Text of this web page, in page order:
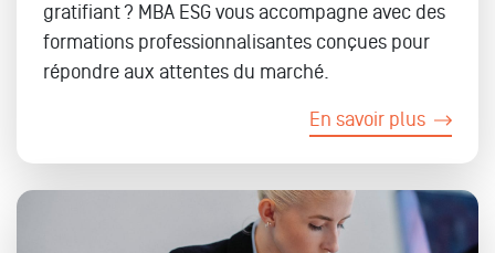
gratifiant ? MBA ESG vous accompagne avec des
formations professionnalisantes conçues pour
répondre aux attentes du marché.
En savoir plus